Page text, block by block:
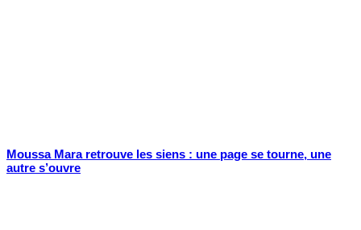
Moussa Mara retrouve les siens : une page se tourne, une
autre s’ouvre